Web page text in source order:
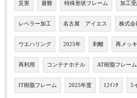
災害 避難 特殊形状フレーム 加工受
レベラー加工 名古屋 アイエス 株式
ウエハリング 2025年 剥離 再メッキ
再利用 コンテナホテル AT樹脂フレーム
IT樹脂フレーム 2025年度 12ｲﾝﾁ 5